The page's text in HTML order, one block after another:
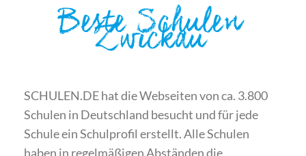
Beste Schulen
Zwickau
SCHULEN.DE hat die Webseiten von ca. 3.800
Schulen in Deutschland besucht und für jede
Schule ein Schulprofil erstellt. Alle Schulen
haben in regelmäßigen Abständen die